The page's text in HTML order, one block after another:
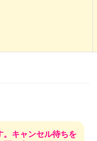
。キャンセル待ちを